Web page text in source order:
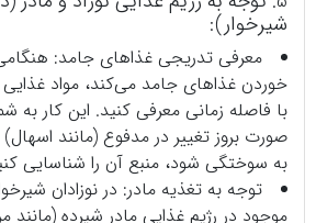
شیرخوار):
معرفی تدریجی غذاهای جامد:
خوردن غذاهای جامد می‌کند، مواد
با فاصله زمانی معرفی کنید. این کار به
صورت بروز تغییر در مدفوع (مانند
به سوختگی شود، منبع آن را شناسایی
توجه به تغذیه مادر: در نوزادان
موجود در رژیم غذایی مادر شیرده (مانند